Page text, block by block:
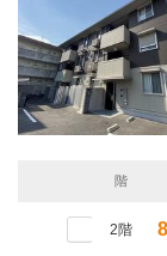
階
2階